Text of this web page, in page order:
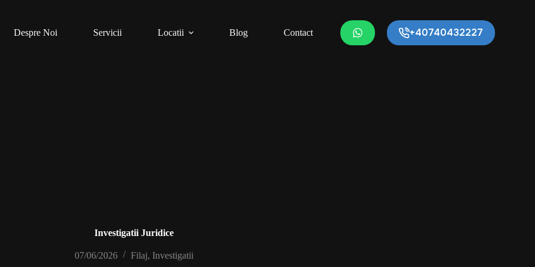
Despre Noi Servicii Locatii Blog Contact +40740432227
Investigatii Juridice
07/06/2026 Filaj, Investigatii